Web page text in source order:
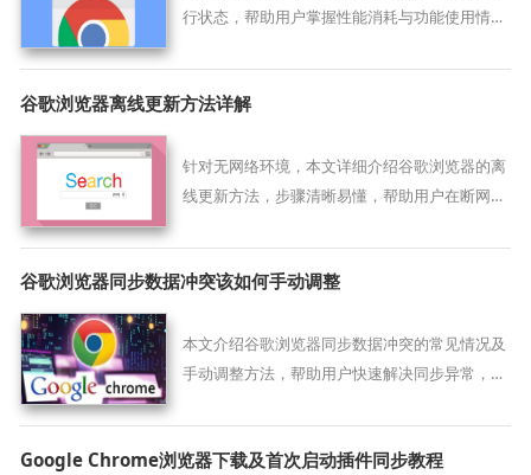
行状态，帮助用户掌握性能消耗与功能使用情
谷歌浏览器离线更新方法详解
针对无网络环境，本文详细介绍谷歌浏览器的离
线更新方法，步骤清晰易懂，帮助用户在断网或
谷歌浏览器同步数据冲突该如何手动调整
本文介绍谷歌浏览器同步数据冲突的常见情况及
手动调整方法，帮助用户快速解决同步异常，保
Google Chrome浏览器下载及首次启动插件同步教程